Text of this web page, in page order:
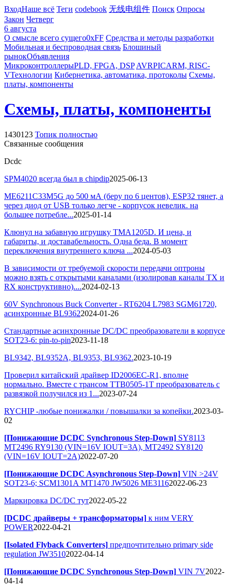
ВходНаше всё Теги codebook 无线电组件 Поиск Опросы
Закон Четверг
6 августа
О смысле всего сущего0xFF Средства и методы разработки
Мобильная и беспроводная связь Блошиный
рынокОбъявления
МикроконтроллерыPLD, FPGA, DSP AVRPICARM, RISC-
VТехнологии Кибернетика, автоматика, протоколы Схемы,
платы, компоненты
Схемы, платы, компоненты
1430123 Топик полностью
Связанные сообщения
Dcdc
SPM4020 всегда был в chipdip2025-06-13
ME6211C33M5G до 500 мА (беру по 6 центов), ESP32 тянет, а
через диод от USB только легче - корпусок невелик. на
большее потребле...2025-01-14
Клюнул на забавную игрушку TMA1205D. И цена, и
габариты, и доставабельность. Одна беда. В момент
переключения внутреннего ключа ...2024-05-03
В зависимости от требуемой скорости передачи оптроны
можно взять с открытыми каналами (изолировав каналы TX и
RX конструктивно)....2024-02-13
60V Synchronous Buck Converter - RT6204 L7983 SGM61720,
асинхронные BL93622024-01-26
Стандартные асинхронные DC/DC преобразователи в корпусе
SOT23-6: pin-to-pin2023-11-18
BL9342, BL9352A, BL9353, BL9362.2023-10-19
Проверил китайский драйвер ID2006EC-R1, вполне
нормально. Вместе с трансом TTB0505-1T преобразователь с
развязкой получился из 1...2023-07-24
RYCHIP -любые понижалки / повышалки за копейки.2023-03-
02
[Понижающие DCDC Synchronous Step-Down] SY8113
MT2496 RY9130 (VIN=16V IOUT=3A), MT2492 SY8120
(VIN=16V IOUT=2A)2022-07-20
[Понижающие DCDC Asynchronous Step-Down] VIN >24V
SOT23-6; SCM1301A MT1470 JW5026 ME31162022-06-23
Маркировка DC/DC тут2022-05-22
[DCDC драйверы + трансформаторы] к ним VERY
POWER2022-04-21
[Isolated Flyback Converters] предпочтительно primary side
regulation JW35102022-04-14
[Понижающие DCDC Synchronous Step-Down] VIN 7V2022-
04-14